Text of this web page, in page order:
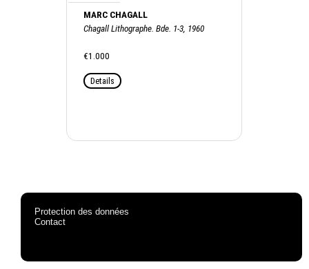
MARC CHAGALL
Chagall Lithographe. Bde. 1-3, 1960
€1.000
Details
Protection des données
Contact